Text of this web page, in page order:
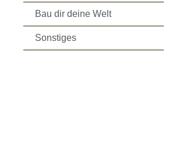
Bau dir deine Welt
Sonstiges